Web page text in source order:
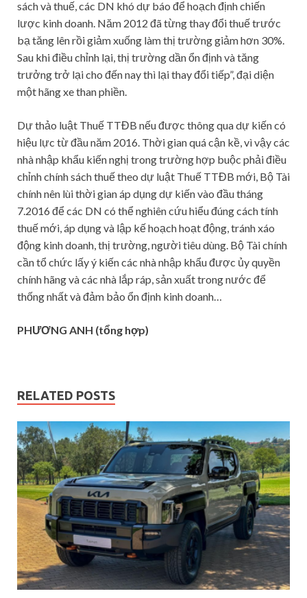
sách và thuế, các DN khó dự báo để hoạch định chiến
lược kinh doanh. Năm 2012 đã từng thay đổi thuế trước
bạ tăng lên rồi giảm xuống làm thị trường giảm hơn 30%.
Sau khi điều chỉnh lại, thị trường dần ổn định và tăng
trưởng trở lại cho đến nay thì lại thay đổi tiếp”, đại diện
một hãng xe than phiền.
Dự thảo luật Thuế TTĐB nếu được thông qua dự kiến có
hiệu lực từ đầu năm 2016. Thời gian quá cận kề, vì vậy các
nhà nhập khẩu kiến nghị trong trường hợp buộc phải điều
chỉnh chính sách thuế theo dự luật Thuế TTĐB mới, Bộ Tài
chính nên lùi thời gian áp dụng dự kiến vào đầu tháng
7.2016 để các DN có thể nghiên cứu hiểu đúng cách tính
thuế mới, áp dụng và lập kế hoạch hoạt động, tránh xáo
động kinh doanh, thị trường, người tiêu dùng. Bộ Tài chính
cần tổ chức lấy ý kiến các nhà nhập khẩu được ủy quyền
chính hãng và các nhà lắp ráp, sản xuất trong nước để
thống nhất và đảm bảo ổn định kinh doanh…
PHƯƠNG ANH (tổng hợp)
RELATED POSTS